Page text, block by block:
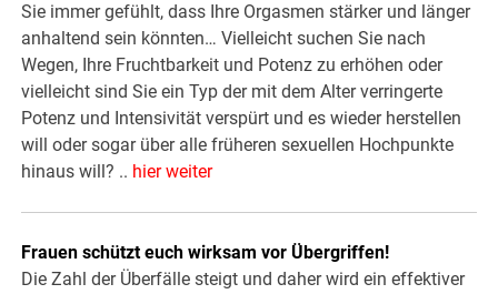
Sie immer gefühlt, dass Ihre Orgasmen stärker und länger
anhaltend sein könnten… Vielleicht suchen Sie nach
Wegen, Ihre Fruchtbarkeit und Potenz zu erhöhen oder
vielleicht sind Sie ein Typ der mit dem Alter verringerte
Potenz und Intensivität verspürt und es wieder herstellen
will oder sogar über alle früheren sexuellen Hochpunkte
hinaus will? .. hier weiter
Frauen schützt euch wirksam vor Übergriffen!
Die Zahl der Überfälle steigt und daher wird ein effektiver